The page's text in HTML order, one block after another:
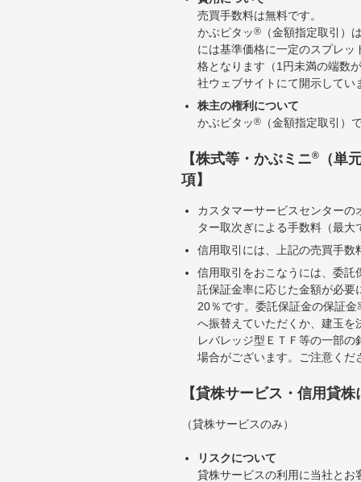
売買手数料は無料です。
かぶピタッ®
（金額指定取引）
には基準価格に一定のスプレ
格となります（1円未満の端数
社ウェブサイトにて開示して
株主の権利について
かぶピタッ® （金額指定取引）
【株式等・かぶミニ®
（単
項】
カスタマーサービスセンター
ター取次ぎによる手数料（最
信用取引には、上記の売買手
信用取引をおこなうには、委
託保証金率に応じた金額が必
20％です。委託保証金の保証
へ振替えていただくか、建玉
レバレッジ型ＥＴＦ等の一部
場合がございます。ご注意くだ
【貸株サービス・信用貸
（貸株サービスのみ）
リスクについて
貸株サービスの利用に当社と